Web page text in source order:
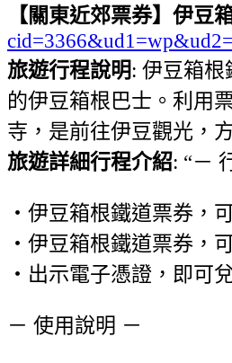
【關東近郊票券】伊豆
旅遊行程說明: 伊豆箱
的伊豆箱根巴士。利用
寺，是前往伊豆觀光，
旅遊詳細行程介紹: “－
・伊豆箱根鐵道票券，
・伊豆箱根鐵道票券，
・出示電子憑證，即可
－ 使用說明 －